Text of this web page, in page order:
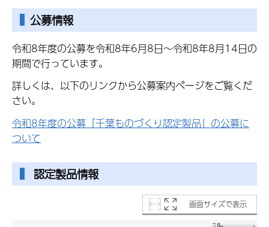
公募情報
令和8年度の公募を令和8年6月8日～令和8年8月14日の
期間で行っています。
詳しくは、以下のリンクから公募案内ページをご覧くだ
さい。
令和8年度の公募「千葉ものづくり認定製品」の公募に
ついて
認定製品情報
画面サイズで表示